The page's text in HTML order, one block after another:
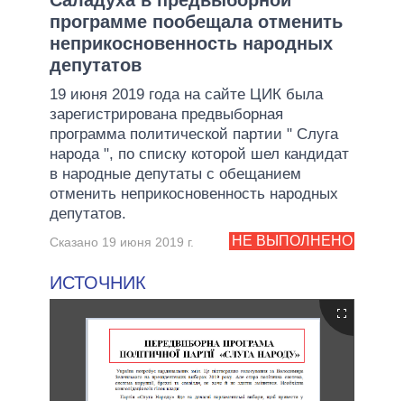
программе пообещала отменить
неприкосновенность народных
депутатов
19 июня 2019 года на сайте ЦИК была
зарегистрирована предвыборная
программа политической партии " Слуга
народа ", по списку которой шел кандидат
в народные депутаты с обещанием
отменить неприкосновенность народных
депутатов.
НЕ ВЫПОЛНЕНО
Сказано 19 июня 2019 г.
ИСТОЧНИК